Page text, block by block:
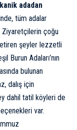
adadan
tüm adalar
Ziyaretçilerin çoğu
şeyler lezzetli
Burun Adaları’nın
bulunan
dalış için
dahil tatil köyleri de
var.